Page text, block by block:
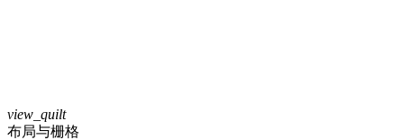
view_quilt
布局与栅格